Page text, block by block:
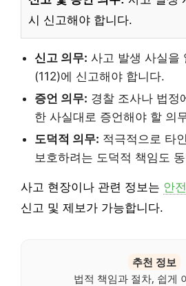
시 신고해야 합니다.
신고 의무: 사고 발생 사실을
(112)에 신고해야 합니다.
증언 의무: 경찰 조사나 법정
한 사실대로 증언해야 할 의
도덕적 의무: 적극적으로 타
보호하려는 도덕적 책임도
사고 현장이나 관련 정보는 안
신고 및 제보가 가능합니다.
추천 정보
법적 책임과 절차, 쉽게